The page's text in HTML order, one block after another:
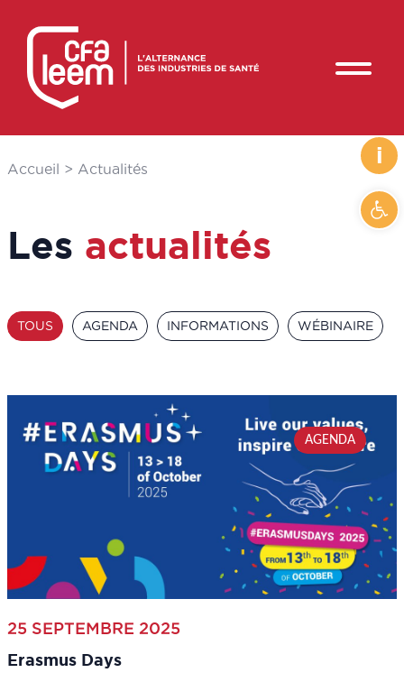
i
Accueil > Actualités
Les actualités
TOUS AGENDA INFORMATIONS WÉBINAIRE
AGENDA
25 SEPTEMBRE 2025
Erasmus Days